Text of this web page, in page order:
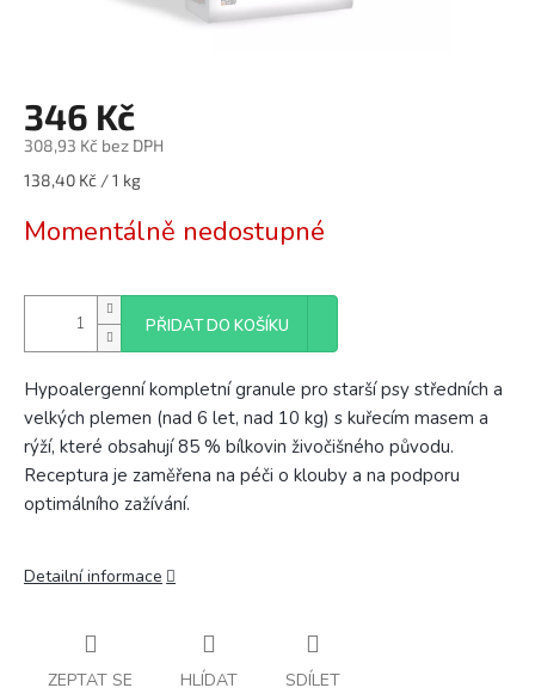
346 Kč
308,93 Kč bez DPH
Měrná
138,40 Kč / 1 kg
Momentálně nedostupné
PŘIDAT DO KOŠÍKU
Hypoalergenní kompletní granule pro starší psy středních a
velkých plemen (nad 6 let, nad 10 kg) s kuřecím masem a
rýží, které obsahují 85 % bílkovin živočišného původu.
Receptura je zaměřena na péči o klouby a na podporu
optimálního zažívání.
Detailní informace
ZEPTAT SE HLÍDAT SDÍLET